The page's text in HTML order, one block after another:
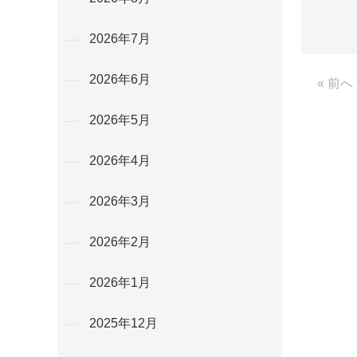
« 前へ
2026年7月
2026年6月
2026年5月
2026年4月
2026年3月
2026年2月
2026年1月
2025年12月